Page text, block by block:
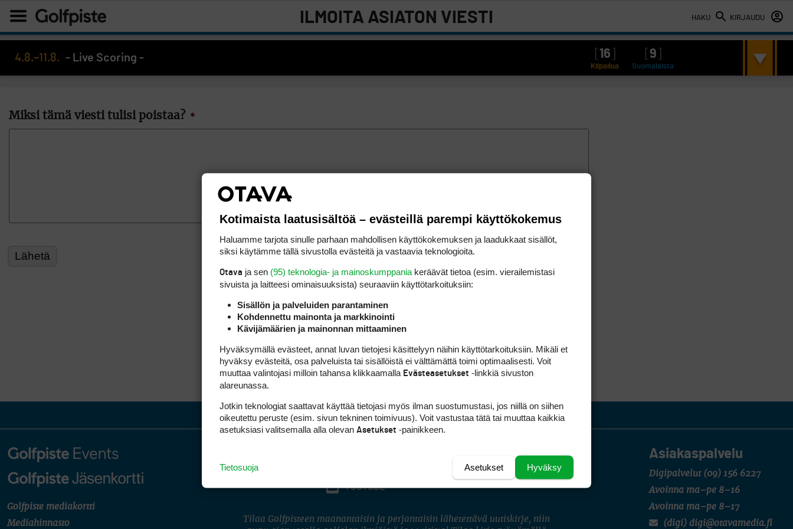
HAKU KIRJAUDU
ILMOITA ASIATON VIESTI
4.8.–11.8. - Live Scoring - 16 9
Kilpailua Suomalaista
Miksi tämä viesti tulisi poistaa? *
Golfpiste mediakortti
Mediahinnasto
Asiakaspalvelu
Digipalvelut (09) 156 6227
Avoinna ma–pe 8–16
Avoinna ma–pe 8–17
(digi) digi@otavamedia.fi
INSTAGRAM
YOUTUBE
Tilaa Golfpisteen maanantaisin ja perjantaisin lähetettävä uutiskirje, niin
Kotimaista laatusisältöä – evästeillä parempi käyttökokemus
Haluamme tarjota sinulle parhaan mahdollisen käyttökokemuksen ja laadukkaat sisällöt,
siksi käytämme tällä sivustolla evästeitä ja vastaavia teknologioita.
Otava ja sen (95) teknologia- ja mainoskumppania keräävät tietoa (esim. vierailemis­tasi
sivuista ja laitteesi ominaisuuk­sista) seuraaviin käyttötarkoituksiin:
Sisällön ja palveluiden parantaminen
Kohdennettu mainonta ja markkinointi
Kävijämäärien ja mainonnan mittaaminen
Hyväksymällä evästeet, annat luvan tietojesi käsittelyyn näihin käyttötarkoituksiin. Mikäli et
hyväksy evästeitä, osa palveluista tai sisällöistä ei välttämättä toimi optimaalisesti. Voit
muuttaa valintojasi milloin tahansa klikkaamalla Evästeasetukset -linkkiä sivuston
alareunassa.
Jotkin teknologiat saattavat käyttää tietojasi myös ilman suostumustasi, jos niillä on siihen
oikeutettu peruste (esim. sivun tekninen toimivuus). Voit vastustaa tätä tai muuttaa kaikkia
asetuksiasi valitsemalla alla olevan Asetukset -painikkeen.
Hyväksy
Asetukset
Tietosuoja